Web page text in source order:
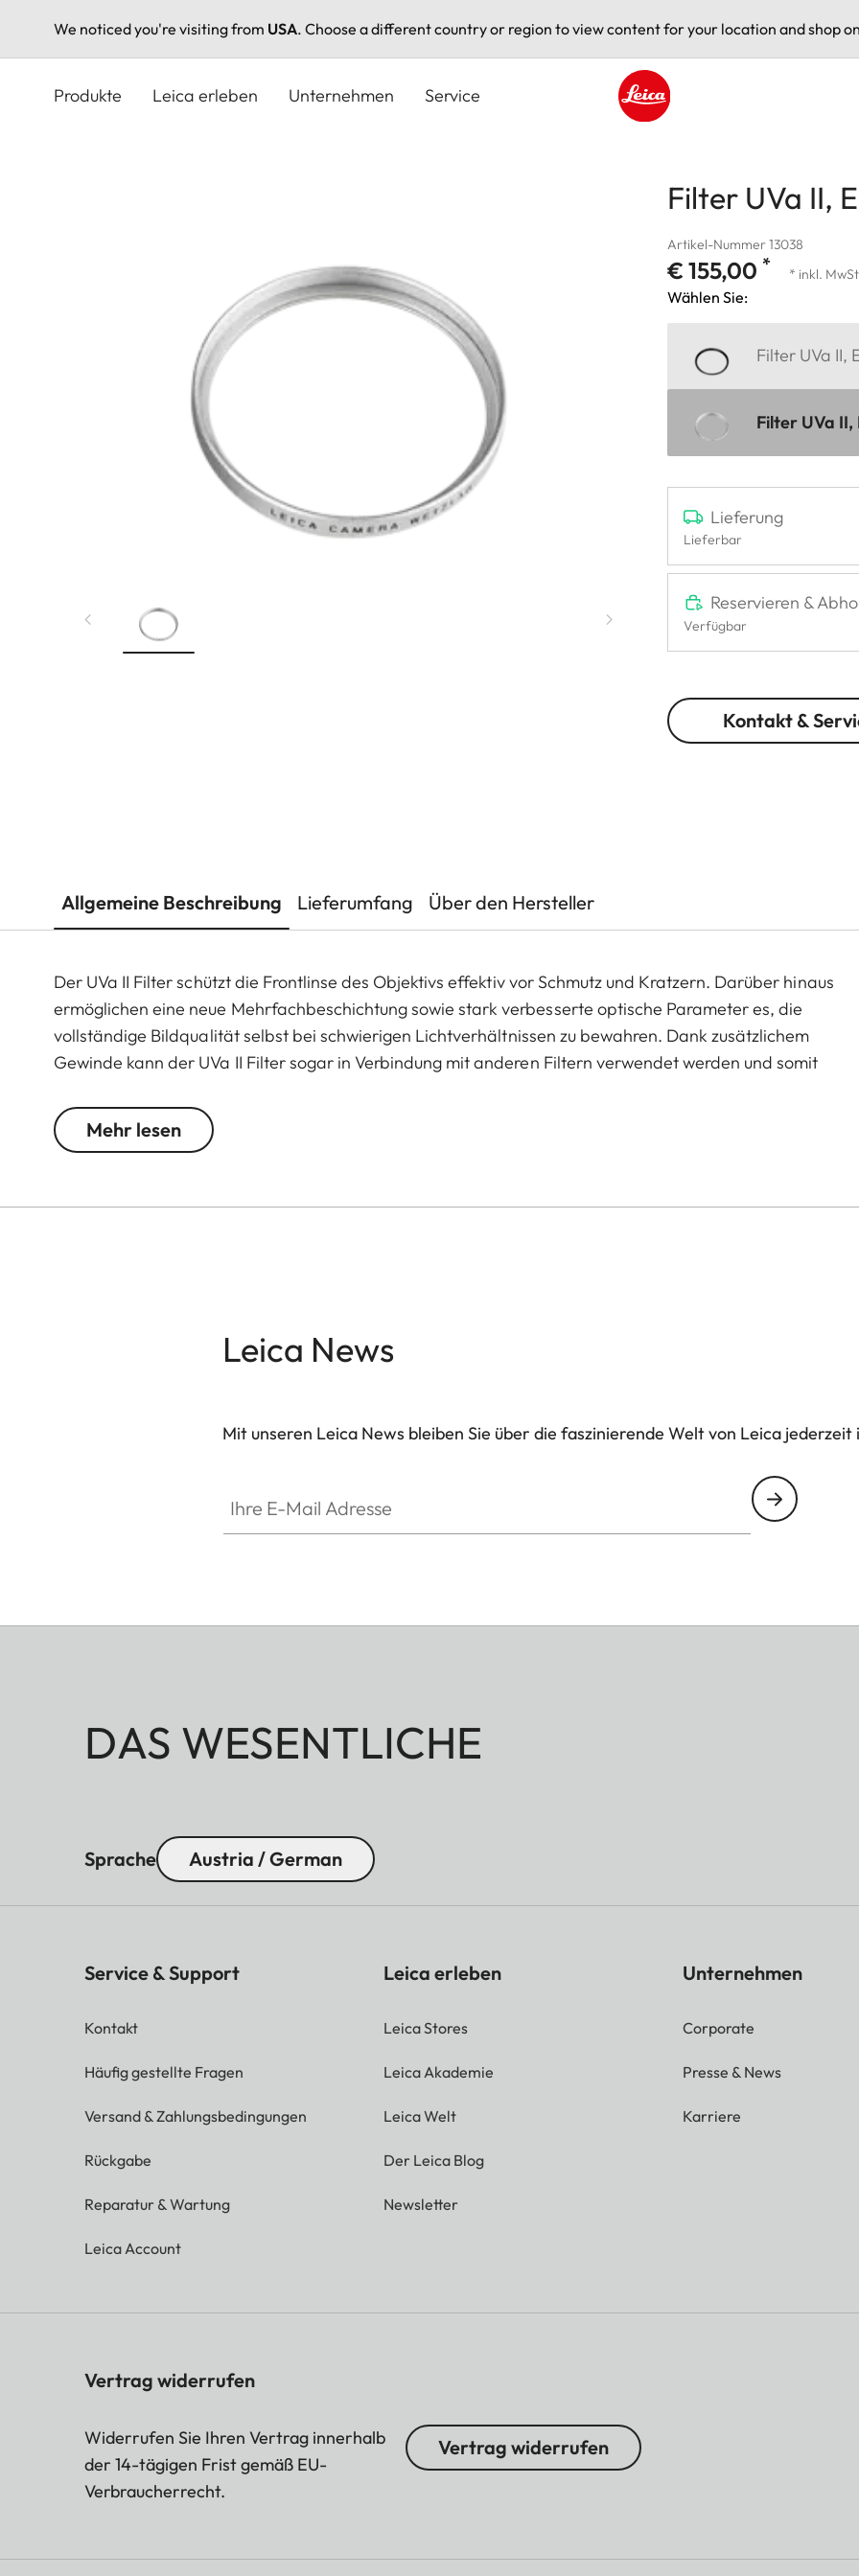
We noticed you're visiting from USA. Choose a different country or region to view content for your location and shop
Produkte Leica erleben Unternehmen Service
Filter UVa II,
Artikel-Nummer 13038
€ 155,00 * * inkl.
Wählen Sie:
Filter UVa II,
Filter UVa II,
Lieferung
Lieferbar
Reservieren &
Verfügbar
Kontakt &
Allgemeine Beschreibung Lieferumfang Über den Hersteller
Der UVa II Filter schützt die Frontlinse des Objektivs effektiv vor Schmutz und Kratzern. Darüber hinaus
ermöglichen eine neue Mehrfachbeschichtung sowie stark verbesserte optische Parameter es, die
vollständige Bildqualität selbst bei schwierigen Lichtverhältnissen zu bewahren. Dank zusätzlichem
Gewinde kann der UVa II Filter sogar in Verbindung mit anderen Filtern verwendet werden und somit
Mehr lesen
Leica News
Mit unseren Leica News bleiben Sie über die faszinierende Welt von Leica
DAS WESENTLICHE
Sprache Austria / German
Service & Support
Kontakt
Häufig gestellte Fragen
Versand & Zahlungsbedingungen
Rückgabe
Reparatur & Wartung
Leica Account
Leica erleben
Leica Stores
Leica Akademie
Leica Welt
Der Leica Blog
Newsletter
Unternehmen
Corporate
Presse & News
Karriere
Vertrag widerrufen
Widerrufen Sie Ihren Vertrag innerhalb
der 14-tägigen Frist gemäß EU-
Verbraucherrecht.
Vertrag widerrufen